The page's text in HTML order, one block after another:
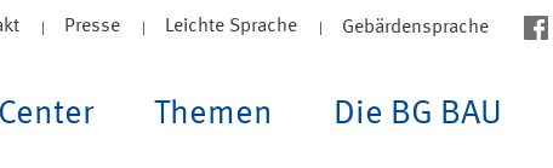
Presse Leichte Sprache Gebärdensprache
Themen Die BG BAU